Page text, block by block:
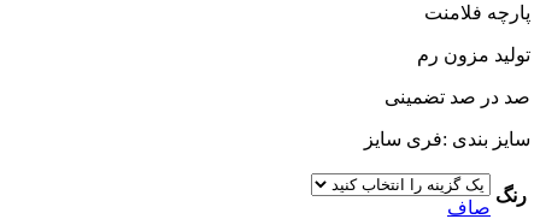
پارچه فلامنت
تولید مزون رم
صد در صد تضمینی
سایز بندی :فری سایز
رنگ
صاف